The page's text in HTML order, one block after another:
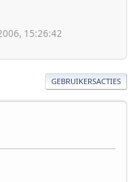
15:26:42
GEBRUIKERSACTIES